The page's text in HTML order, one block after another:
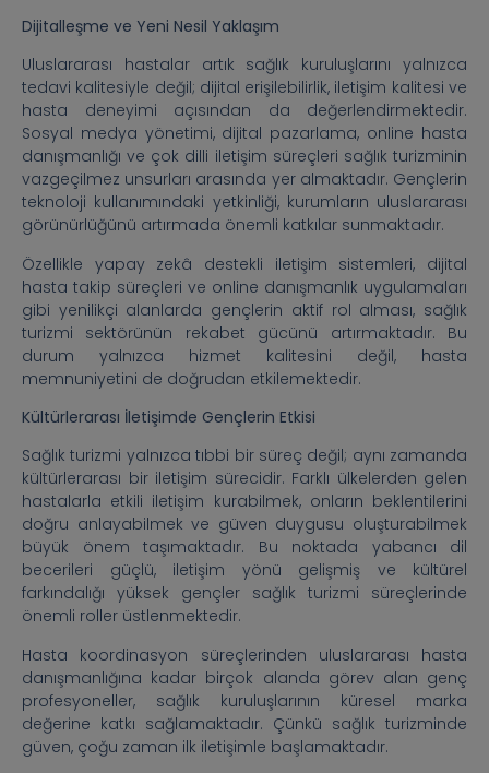
Dijitalleşme ve Yeni Nesil Yaklaşım
Uluslararası hastalar artık sağlık kuruluşlarını yalnızca
tedavi kalitesiyle değil; dijital erişilebilirlik, iletişim kalitesi ve
hasta deneyimi açısından da değerlendirmektedir.
Sosyal medya yönetimi, dijital pazarlama, online hasta
danışmanlığı ve çok dilli iletişim süreçleri sağlık turizminin
vazgeçilmez unsurları arasında yer almaktadır. Gençlerin
teknoloji kullanımındaki yetkinliği, kurumların uluslararası
görünürlüğünü artırmada önemli katkılar sunmaktadır.
Özellikle yapay zekâ destekli iletişim sistemleri, dijital
hasta takip süreçleri ve online danışmanlık uygulamaları
gibi yenilikçi alanlarda gençlerin aktif rol alması, sağlık
turizmi sektörünün rekabet gücünü artırmaktadır. Bu
durum yalnızca hizmet kalitesini değil, hasta
memnuniyetini de doğrudan etkilemektedir.
Kültürlerarası İletişimde Gençlerin Etkisi
Sağlık turizmi yalnızca tıbbi bir süreç değil; aynı zamanda
kültürlerarası bir iletişim sürecidir. Farklı ülkelerden gelen
hastalarla etkili iletişim kurabilmek, onların beklentilerini
doğru anlayabilmek ve güven duygusu oluşturabilmek
büyük önem taşımaktadır. Bu noktada yabancı dil
becerileri güçlü, iletişim yönü gelişmiş ve kültürel
farkındalığı yüksek gençler sağlık turizmi süreçlerinde
önemli roller üstlenmektedir.
Hasta koordinasyon süreçlerinden uluslararası hasta
danışmanlığına kadar birçok alanda görev alan genç
profesyoneller, sağlık kuruluşlarının küresel marka
değerine katkı sağlamaktadır. Çünkü sağlık turizminde
güven, çoğu zaman ilk iletişimle başlamaktadır.